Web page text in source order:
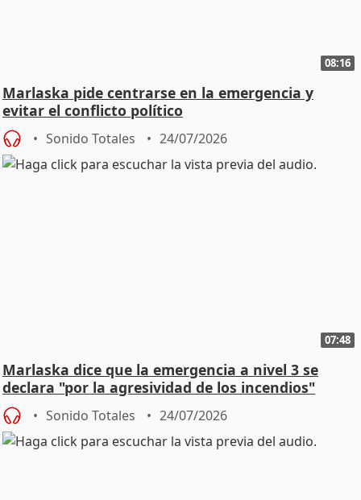
08:16
Marlaska pide centrarse en la emergencia y
evitar el conflicto político
Sonido Totales 24/07/2026
07:48
Marlaska dice que la emergencia a nivel 3 se
declara "por la agresividad de los incendios"
Sonido Totales 24/07/2026